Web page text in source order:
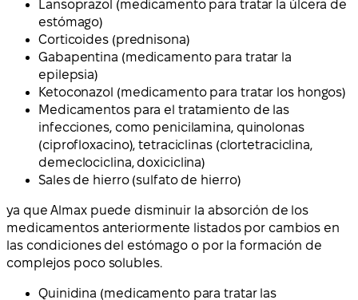
Lansoprazol (medicamento para tratar la úlcera de
estómago)
Corticoides (prednisona)
Gabapentina (medicamento para tratar la
epilepsia)
Ketoconazol (medicamento para tratar los hongos)
Medicamentos para el tratamiento de las
infecciones, como penicilamina, quinolonas
(ciprofloxacino), tetraciclinas (clortetraciclina,
demeclociclina, doxiciclina)
Sales de hierro (sulfato de hierro)
ya que Almax puede disminuir la absorción de los
medicamentos anteriormente listados por cambios en
las condiciones del estómago o por la formación de
complejos poco solubles.
Quinidina (medicamento para tratar las